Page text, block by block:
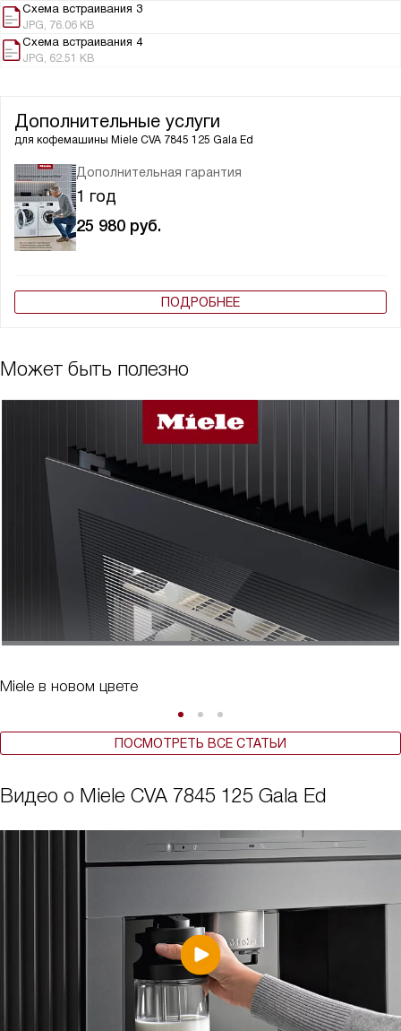
Схема встраивания 3
JPG, 76.06 KB
Схема встраивания 4
JPG, 62.51 KB
Дополнительные услуги
для кофемашины Miele CVA 7845 125 Gala Ed
Дополнительная гарантия
1 год
25 980 руб.
ПОДРОБНЕЕ
Может быть полезно
Miele в новом цвете
ПОСМОТРЕТЬ ВСЕ СТАТЬИ
Видео о Miele CVA 7845 125 Gala Ed